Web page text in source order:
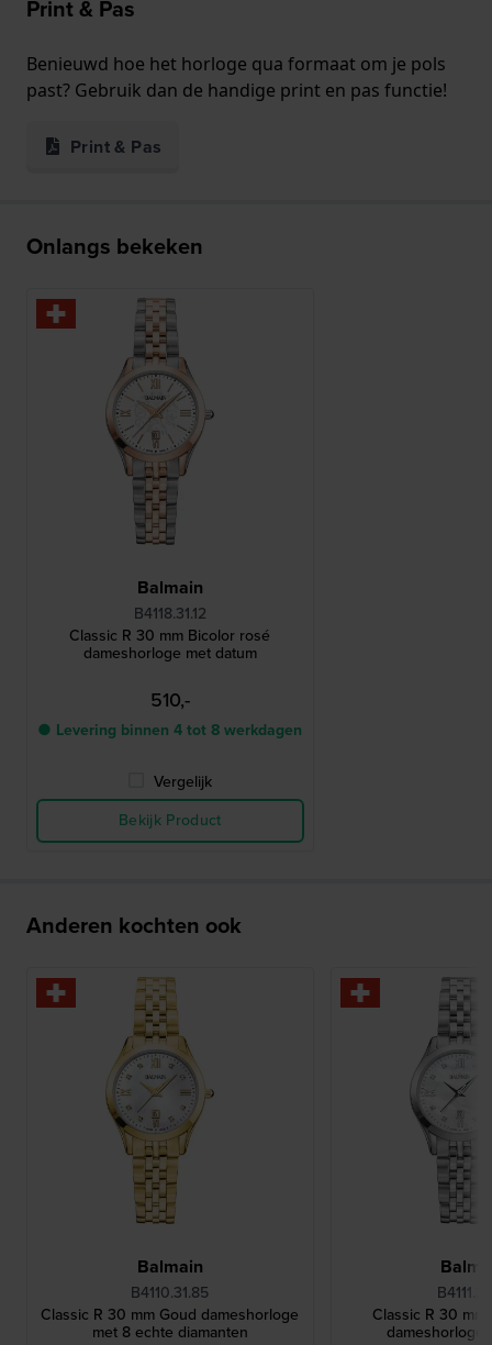
Print & Pas
Benieuwd hoe het horloge qua formaat om je pols
past? Gebruik dan de handige print en pas functie!
Print & Pas
Onlangs bekeken
Balmain
B4118.31.12
Classic R 30 mm Bicolor rosé
dameshorloge met datum
510,-
● Levering binnen 4 tot 8 werkdagen
Vergelijk
Bekijk Product
Anderen kochten ook
Balmain
B4110.31.85
Classic R 30 mm Goud dameshorloge
met 8 echte diamanten
Classic R 30
dameshorloge